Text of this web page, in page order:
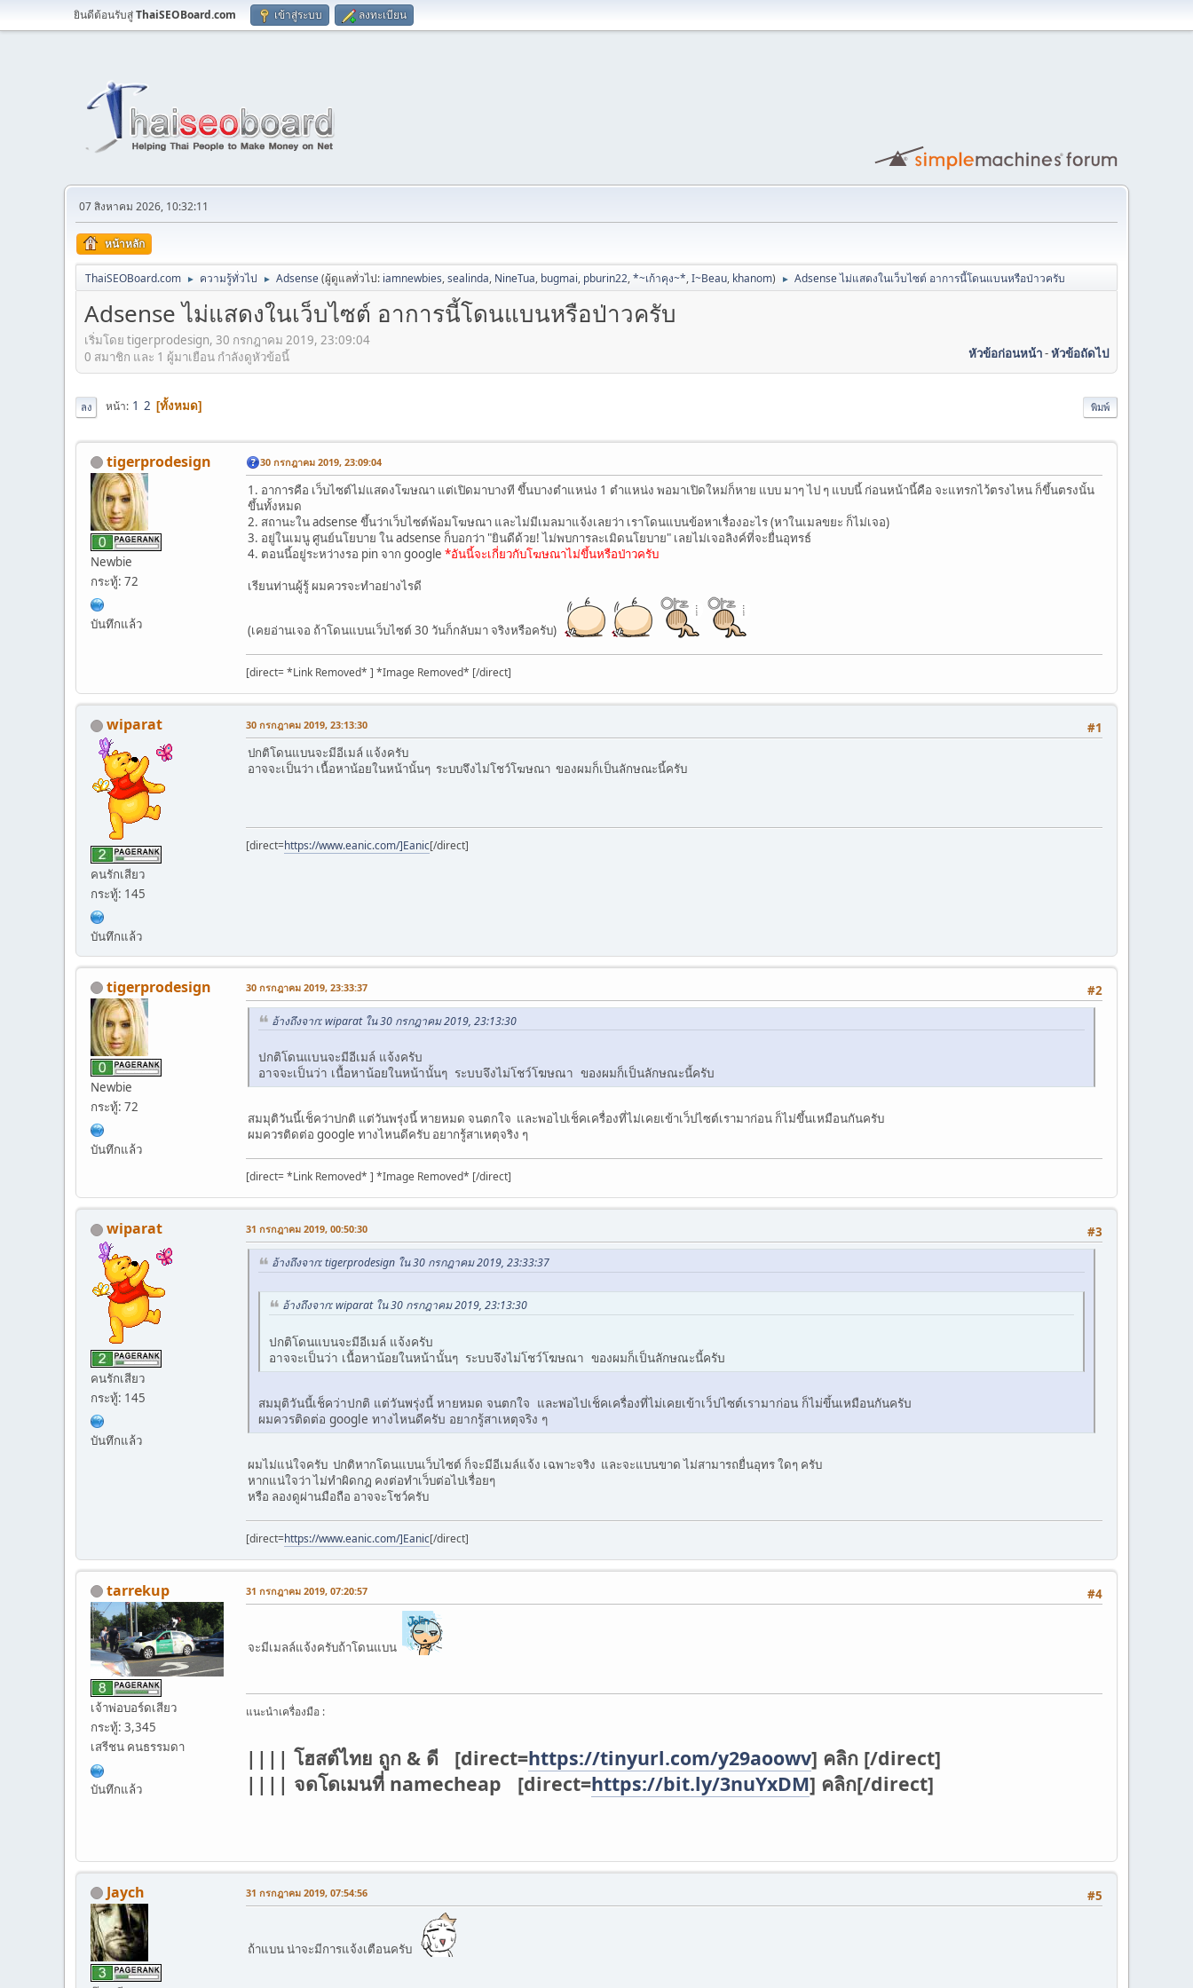
ยินดีต้อนรับสู่ThaiSEOBoard.com เข้าสู่ระบบ ลงทะเบียน
07 สิงหาคม 2026, 10:32:11
หน้าหลัก
ThaiSEOBoard.com ► ความรู้ทั่วไป ► Adsense(ผู้ดูแลทั่วไป: iamnewbies,sealinda, NineTua, bugmai, pburin22,*~เก้าคุง~*,I~Beau, khanom) ► Adsense ไม่แสดงในเว็บไซต์ อาการนี้โดนแบนหรือป่าวครับ
Adsense ไม่แสดงในเว็บไซต์ อาการนี้โดนแบนหรือป่าวครับ
เริ่มโดย tigerprodesign, 30 กรกฎาคม 2019, 23:09:04
หัวข้อก่อนหน้า-หัวข้อถัดไป
0 สมาชิก และ 1 ผู้มาเยือน กำลังดูหัวข้อนี้
พิมพ์
ลง หน้า 1 2 ทั้งหมด
tigerprodesign
Newbie
กระทู้: 72
บันทึกแล้ว
30 กรกฎาคม 2019, 23:09:04
1. อาการคือ เว็บไซต์ไม่แสดงโฆษณา แต่เปิดมาบางที ขึ้นบางตำแหน่ง 1 ตำแหน่ง พอมาเปิดใหม่ก็หาย แบบ มาๆ ไป ๆ แบบนี้ ก่อนหน้านี้คือ จะแทรกไว้ตรงไหน ก็ขึ้นตรงนั้น
ขึ้นทั้งหมด
2. สถานะใน adsense ขึ้นว่าเว็บไซต์พ้อมโฆษณา และไม่มีเมลมาแจ้งเลยว่า เราโดนแบนข้อหาเรื่องอะไร (หาในเมลขยะ ก็ไม่เจอ)
3. อยู่ในเมนู ศูนย์นโยบาย ใน adsense ก็บอกว่า "ยินดีด้วย! ไม่พบการละเมิดนโยบาย" เลยไม่เจอลิงค์ที่จะยื่นอุทรธ์
4. ตอนนี้อยู่ระหว่างรอ pin จาก google *อันนี้จะเกี่ยวกับโฆษณาไม่ขึ้นหรือป่าวครับ
เรียนท่านผู้รู้ ผมควรจะทำอย่างไรดี
(เคยอ่านเจอ ถ้าโดนแบนเว็บไซต์ 30 วันก็กลับมา จริงหรือครับ)
[direct= *Link Removed* ] *Image Removed* [/direct]
wiparat
คนรักเสียว
กระทู้: 145
บันทึกแล้ว
#1
30 กรกฎาคม 2019, 23:13:30
ปกติโดนแบนจะมีอีเมล์ แจ้งครับ
อาจจะเป็นว่า เนื้อหาน้อยในหน้านั้นๆ ระบบจึงไม่โชว์โฆษณา ของผมก็เป็นลักษณะนี้ครับ
[direct=https://www.eanic.com/]Eanic[/direct]
tigerprodesign
Newbie
กระทู้: 72
บันทึกแล้ว
#2
30 กรกฎาคม 2019, 23:33:37
อ้างถึงจาก: wiparat ใน 30 กรกฎาคม 2019, 23:13:30
ปกติโดนแบนจะมีอีเมล์ แจ้งครับ
อาจจะเป็นว่า เนื้อหาน้อยในหน้านั้นๆ ระบบจึงไม่โชว์โฆษณา ของผมก็เป็นลักษณะนี้ครับ
สมมุติวันนี้เช็คว่าปกติ แต่วันพรุ่งนี้ หายหมด จนตกใจ และพอไปเช็คเครื่องที่ไม่เคยเข้าเว็ปไซต์เรามาก่อน ก็ไม่ขึ้นเหมือนกันครับ
ผมควรติดต่อ google ทางไหนดีครับ อยากรู้สาเหตุจริง ๆ
[direct= *Link Removed* ] *Image Removed* [/direct]
wiparat
คนรักเสียว
กระทู้: 145
บันทึกแล้ว
#3
31 กรกฎาคม 2019, 00:50:30
อ้างถึงจาก: tigerprodesign ใน 30 กรกฎาคม 2019, 23:33:37
อ้างถึงจาก: wiparat ใน 30 กรกฎาคม 2019, 23:13:30
ปกติโดนแบนจะมีอีเมล์ แจ้งครับ
อาจจะเป็นว่า เนื้อหาน้อยในหน้านั้นๆ ระบบจึงไม่โชว์โฆษณา ของผมก็เป็นลักษณะนี้ครับ
สมมุติวันนี้เช็คว่าปกติ แต่วันพรุ่งนี้ หายหมด จนตกใจ และพอไปเช็คเครื่องที่ไม่เคยเข้าเว็ปไซต์เรามาก่อน ก็ไม่ขึ้นเหมือนกันครับ
ผมควรติดต่อ google ทางไหนดีครับ อยากรู้สาเหตุจริง ๆ
ผมไม่แน่ใจครับ ปกติหากโดนแบนเว็บไซต์ ก็จะมีอีเมล์แจ้ง เฉพาะจริง และจะแบนขาด ไม่สามารถยื่นอุทร ใดๆ ครับ
หากแน่ใจว่า ไม่ทำผิดกฎ คงต่อทำเว็บต่อไปเรื่อยๆ
หรือ ลองดูผ่านมือถือ อาจจะโชว์ครับ
[direct=https://www.eanic.com/]Eanic[/direct]
tarrekup
เจ้าพ่อบอร์ดเสียว
กระทู้: 3,345
เสรีชน คนธรรมดา
บันทึกแล้ว
#4
31 กรกฎาคม 2019, 07:20:57
จะมีเมลล์แจ้งครับถ้าโดนแบน
แนะนำเครื่องมือ :
|||| โฮสต์ไทย ถูก & ดี [direct=https://tinyurl.com/y29aoowv] คลิก [/direct]
|||| จดโดเมนที่ namecheap [direct=https://bit.ly/3nuYxDM] คลิก[/direct]
Jaych #5
31 กรกฎาคม 2019, 07:54:56
ถ้าแบน น่าจะมีการแจ้งเตือนครับ